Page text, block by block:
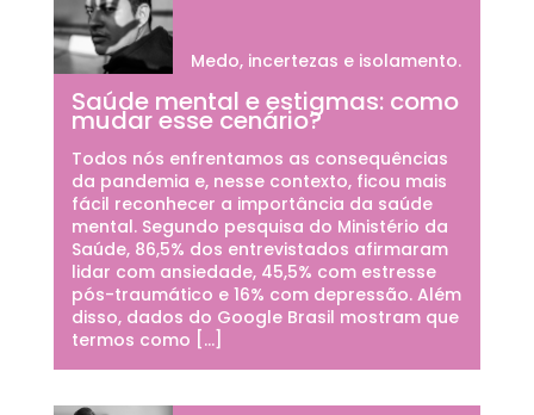
Saúde mental e estigmas: como
mudar esse cenário?
Medo, incertezas e isolamento.
Todos nós enfrentamos as consequências
da pandemia e, nesse contexto, ficou mais
fácil reconhecer a importância da saúde
mental. Segundo pesquisa do Ministério da
Saúde, 86,5% dos entrevistados afirmaram
lidar com ansiedade, 45,5% com estresse
pós-traumático e 16% com depressão. Além
disso, dados do Google Brasil mostram que
termos como […]